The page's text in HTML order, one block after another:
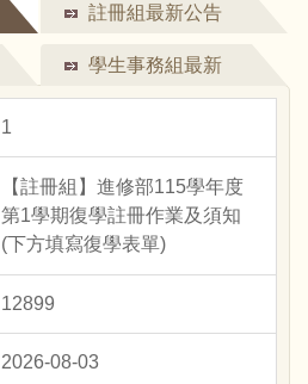
註冊組最新公告
學生事務組最新
1
【註冊組】進修部115學年度
第1學期復學註冊作業及須知
(下方填寫復學表單)
12899
2026-08-03